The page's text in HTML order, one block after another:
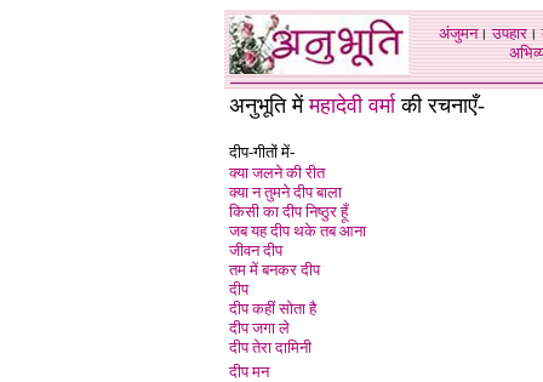
अंजुमन।उपहार।
अनुभूति मेंमहादेवी वर्माकी रचनाएँ-
दीप-गीतों में-
क्या जलने की रीत
क्या न तुमने दीप बाला
किसी का दीप निष्ठुर हूँ
जब यह दीप थके तब आना
जीवन दीप
तम में बनकर दीप
दीप
दीप कहीं सोता है
दीप जगा ले
दीप तेरा दामिनी
दीप मन